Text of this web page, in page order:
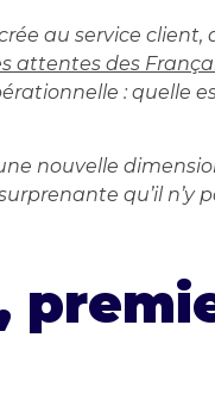
au service client,
attentes des
: quelle
nouvelle
qu’il n’y